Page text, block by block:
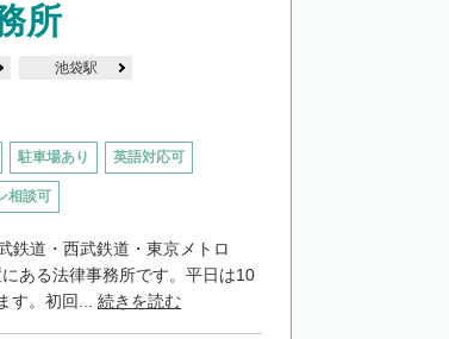
所
池袋駅
駐車場あり 英語対応可
相談可
鉄道・西武鉄道・東京メトロ
ある法律事務所です。平日は10
す。初回... 続きを読む